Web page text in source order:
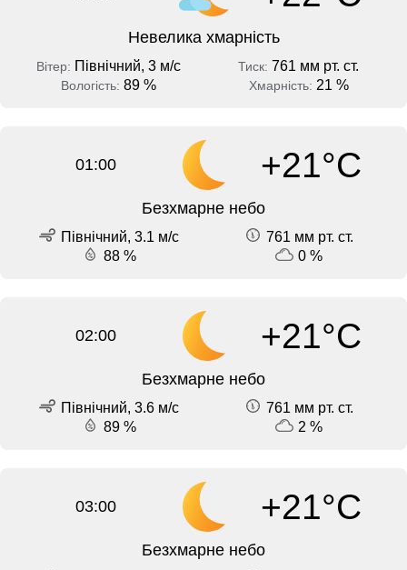
Невелика хмарність
Вітер: Північний, 3 м/с Тиск: 761 мм рт. ст.
Вологість: 89 % Хмарність: 21 %
01:00 +21°C
Безхмарне небо
Північний, 3.1 м/с
761 мм рт. ст.
88 %
0 %
02:00 +21°C
Безхмарне небо
Північний, 3.6 м/с
761 мм рт. ст.
89 %
2 %
03:00 +21°C
Безхмарне небо